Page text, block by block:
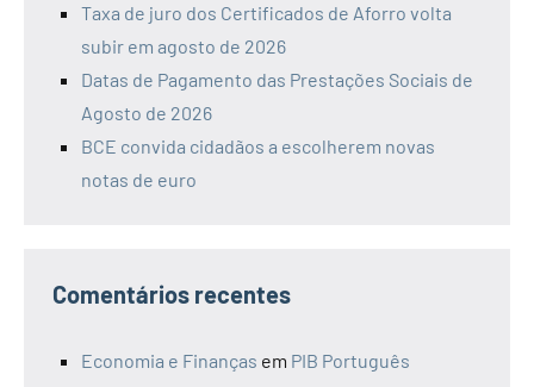
Taxa de juro dos Certificados de Aforro volta
subir em agosto de 2026
Datas de Pagamento das Prestações Sociais de
Agosto de 2026
BCE convida cidadãos a escolherem novas
notas de euro
Comentários recentes
Economia e Finanças em PIB Português